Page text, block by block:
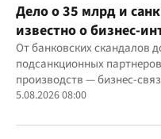
Дело о 35 млрд и
известно о бизнес-
"Родовид Банка"
От банковских скандалов
подсанкционных
производств — бизнес-
Дядечко до сих пор
юрисдикций
5.08.2026 08:00